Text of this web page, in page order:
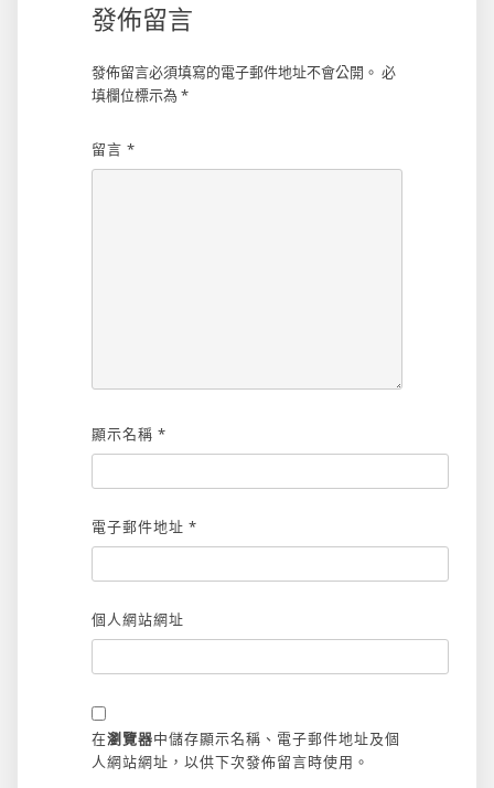
發佈留言
發佈留言必須填寫的電子郵件地址不會公開。 必
填欄位標示為 *
留言 *
顯示名稱 *
電子郵件地址 *
個人網站網址
在瀏覽器中儲存顯示名稱、電子郵件地址及個
人網站網址，以供下次發佈留言時使用。